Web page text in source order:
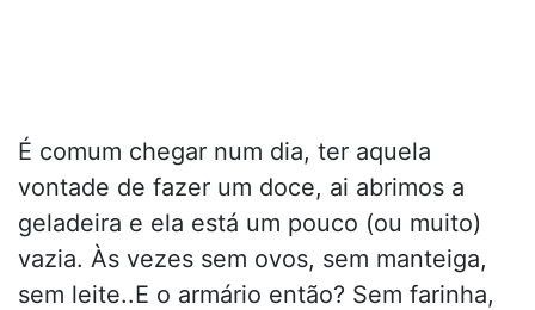
É comum chegar num dia, ter aquela
vontade de fazer um doce, ai abrimos a
geladeira e ela está um pouco (ou muito)
vazia. Às vezes sem ovos, sem manteiga,
sem leite..E o armário então? Sem farinha,